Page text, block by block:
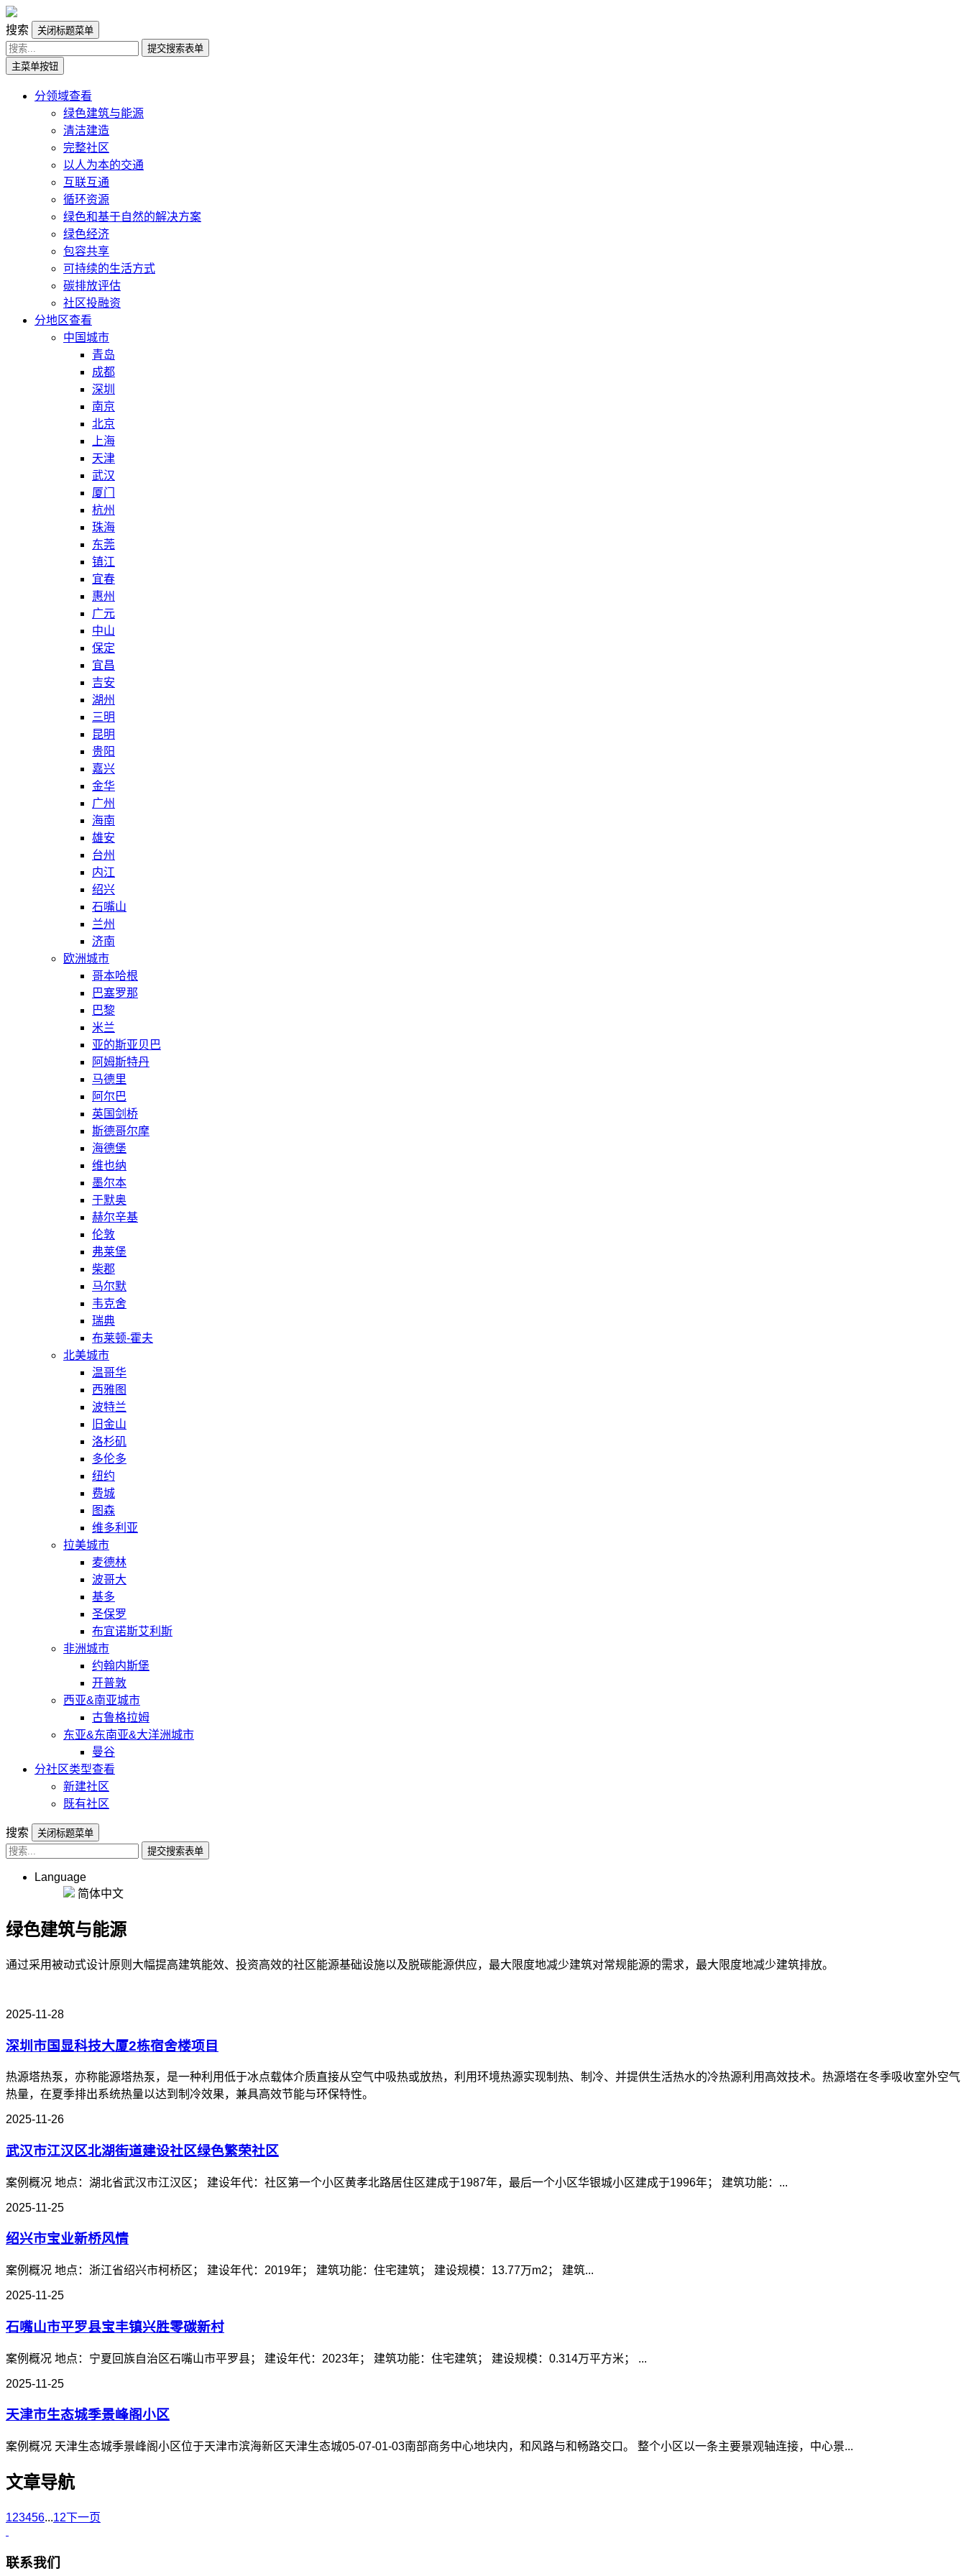
搜索
关闭标题菜单
提交搜索表单
主菜单按钮
分领域查看
绿色建筑与能源
清洁建造
完整社区
以人为本的交通
互联互通
循环资源
绿色和基于自然的解决方案
绿色经济
包容共享
可持续的生活方式
碳排放评估
社区投融资
分地区查看
中国城市
青岛
成都
深圳
南京
北京
上海
天津
武汉
厦门
杭州
珠海
东莞
镇江
宜春
惠州
广元
中山
保定
宜昌
吉安
湖州
三明
昆明
贵阳
嘉兴
金华
广州
海南
雄安
台州
内江
绍兴
石嘴山
兰州
济南
欧洲城市
哥本哈根
巴塞罗那
巴黎
米兰
亚的斯亚贝巴
阿姆斯特丹
马德里
阿尔巴
英国剑桥
斯德哥尔摩
海德堡
维也纳
墨尔本
于默奥
赫尔辛基
伦敦
弗莱堡
柴郡
马尔默
韦克舍
瑞典
布莱顿-霍夫
北美城市
温哥华
西雅图
波特兰
旧金山
洛杉矶
多伦多
纽约
费城
图森
维多利亚
拉美城市
麦德林
波哥大
基多
圣保罗
布宜诺斯艾利斯
非洲城市
约翰内斯堡
开普敦
西亚&南亚城市
古鲁格拉姆
东亚&东南亚&大洋洲城市
曼谷
分社区类型查看
新建社区
既有社区
搜索
关闭标题菜单
提交搜索表单
Language
简体中文
绿色建筑与能源
通过采用被动式设计原则大幅提高建筑能效、投资高效的社区能源基础设施以及脱碳能源供应，最大限度地减少建筑对常规能源的需求，最大限度地减少建筑排放。
2025-11-28
深圳市国显科技大厦2栋宿舍楼项目
热源塔热泵，亦称能源塔热泵，是一种利用低于冰点载体介质直接从空气中吸热或放热，利用环境热源实现制热、制冷、并提供生活热水的冷热源利用高效技术。热源塔在冬季吸收室外空气
热量，在夏季排出系统热量以达到制冷效果，兼具高效节能与环保特性。
2025-11-26
武汉市江汉区北湖街道建设社区绿色繁荣社区
案例概况 地点：湖北省武汉市江汉区； 建设年代：社区第一个小区黄孝北路居住区建成于1987年，最后一个小区华银城小区建成于1996年； 建筑功能：...
2025-11-25
绍兴市宝业新桥风情
案例概况 地点：浙江省绍兴市柯桥区； 建设年代：2019年； 建筑功能：住宅建筑； 建设规模：13.77万m2； 建筑...
2025-11-25
石嘴山市平罗县宝丰镇兴胜零碳新村
案例概况 地点：宁夏回族自治区石嘴山市平罗县； 建设年代：2023年； 建筑功能：住宅建筑； 建设规模：0.314万平方米； ...
2025-11-25
天津市生态城季景峰阁小区
案例概况 天津生态城季景峰阁小区位于天津市滨海新区天津生态城05-07-01-03南部商务中心地块内，和风路与和畅路交口。 整个小区以一条主要景观轴连接，中心景...
文章导航
123456...12下一页
联系我们